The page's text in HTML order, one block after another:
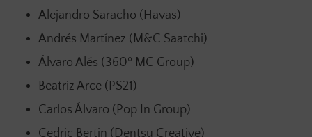
Alejandro Saracho (Havas)
Andrés Martínez (M&C Saatchi)
Álvaro Alés (360º MC Group)
Beatriz Arce (PS21)
Carlos Álvaro (Pop In Group)
Cedric Bertin (Dentsu Creative)